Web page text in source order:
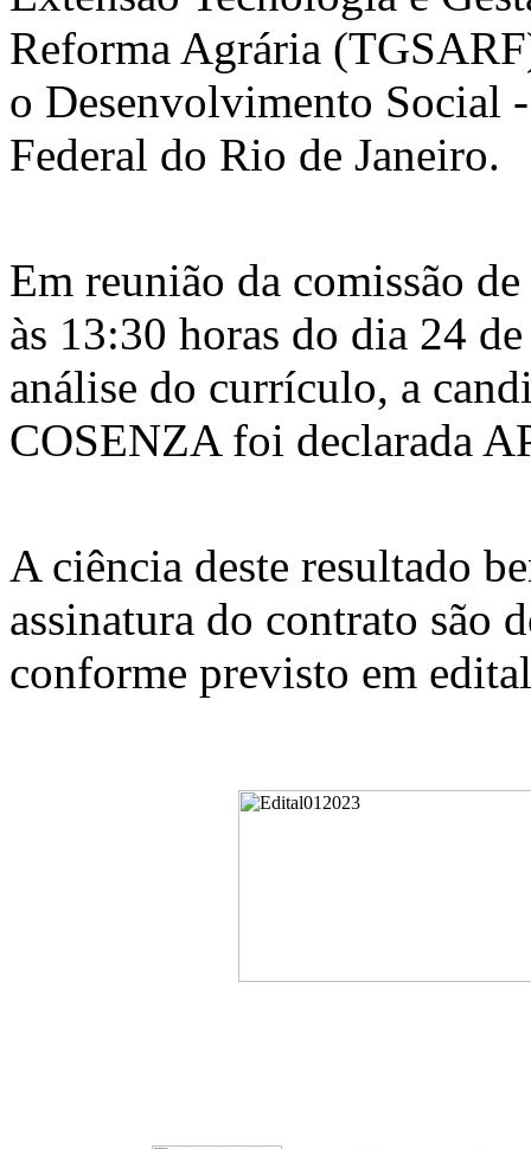
Reforma Agrária
o Desenvolvimento Social
Federal do Rio de Janeiro.
Em reunião da comissão
às 13:30 horas do dia 24
análise do currículo, a
COSENZA foi declarada
A ciência deste resultado
assinatura do contrato são
conforme previsto em